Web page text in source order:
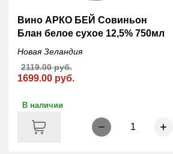
Вино АРКО БЕЙ Совиньон
Блан белое сухое 12,5% 750мл
Новая Зеландия
1699.00 руб.
2119.00 руб.
В наличии
1